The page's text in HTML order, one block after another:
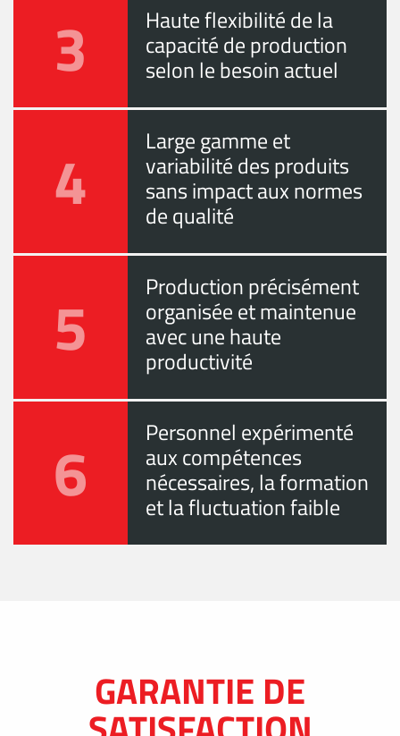
3 Haute flexibilité de la
capacité de production
selon le besoin actuel
4 Large gamme et
variabilité des produits
sans impact aux normes
de qualité
5 Production précisément
organisée et maintenue
avec une haute
productivité
6 Personnel expérimenté
aux compétences
nécessaires, la formation
et la fluctuation faible
GARANTIE DE